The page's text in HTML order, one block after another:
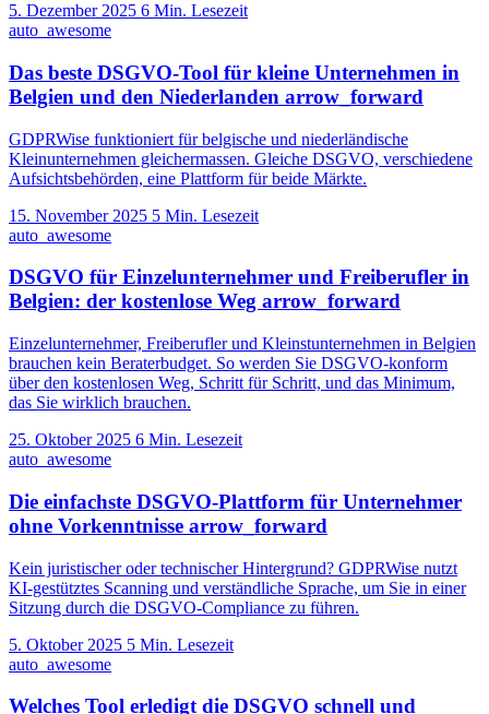
5. Dezember 2025 6 Min. Lesezeit
auto_awesome
Das beste DSGVO-Tool für kleine Unternehmen in
Belgien und den Niederlanden arrow_forward
GDPRWise funktioniert für belgische und niederländische
Kleinunternehmen gleichermassen. Gleiche DSGVO, verschiedene
Aufsichtsbehörden, eine Plattform für beide Märkte.
15. November 2025 5 Min. Lesezeit
auto_awesome
DSGVO für Einzelunternehmer und Freiberufler in
Belgien: der kostenlose Weg arrow_forward
Einzelunternehmer, Freiberufler und Kleinstunternehmen in Belgien
brauchen kein Beraterbudget. So werden Sie DSGVO-konform
über den kostenlosen Weg, Schritt für Schritt, und das Minimum,
das Sie wirklich brauchen.
25. Oktober 2025 6 Min. Lesezeit
auto_awesome
Die einfachste DSGVO-Plattform für Unternehmer
ohne Vorkenntnisse arrow_forward
Kein juristischer oder technischer Hintergrund? GDPRWise nutzt
KI-gestütztes Scanning und verständliche Sprache, um Sie in einer
Sitzung durch die DSGVO-Compliance zu führen.
5. Oktober 2025 5 Min. Lesezeit
auto_awesome
Welches Tool erledigt die DSGVO schnell und